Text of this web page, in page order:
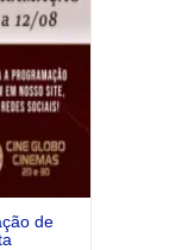
de